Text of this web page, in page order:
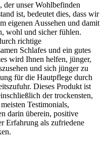
der unser Wohlbefinden
ist, bedeutet dies, dass wir
eigenen Aussehen und damit
wohl und sicher fühlen.
richtige
Schlafes und ein gutes
wird Ihnen helfen, jünger,
und sich jünger zu
für die Hautpflege durch
Dieses Produkt ist
der trockensten,
Testimonials,
darin überein, positive
Erfahrung als zufriedene